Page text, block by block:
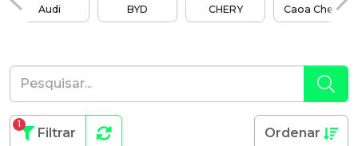
Audi BYD CHERY Caoa Chery
Filtrar
1
Ordenar